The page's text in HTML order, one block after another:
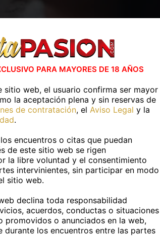
PARA MAYORES DE 18 AÑOS
sitio web, el usuario confirma ser mayor
la aceptación plena y sin reservas de
de contratación, el Aviso Legal y la
.
encuentros o citas que puedan
de este sitio web se rigen
la libre voluntad y el consentimiento
intervinientes, sin participar en modo
sitio web.
declina toda responsabilidad
acuerdos, conductas o situaciones
promovidos o anunciados en la web,
durante los encuentros entre las partes